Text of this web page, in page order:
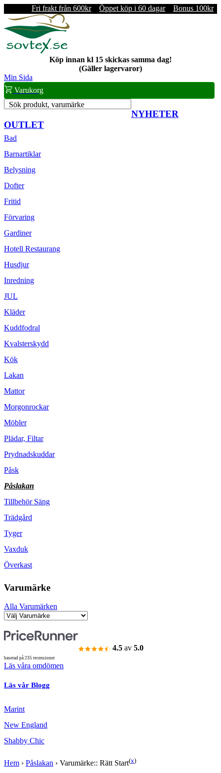
Fri frakt från 600kr Öppet köp i 60 dagar Bonus 100kr
Köp innan kl 15 skickas samma dag!
(Gäller lagervaror)
Min Sida
Varukorg
Sök produkt, varumärke
NYHETER
OUTLET
Bad
Barnartiklar
Belysning
Dofter
Fritid
Förvaring
Gardiner
Hotell Restaurang
Husdjur
Inredning
JUL
Kläder
Kuddfodral
Kvalsterskydd
Kök
Lakan
Mattor
Morgonrockar
Möbler
Plädar, Filtar
Prydnadskuddar
Påsk
Påslakan
Tillbehör Säng
Trädgård
Tyger
Vaxduk
Överkast
Varumärke
Alla Varumärken
4.5 av 5.0
baserad på 235 recensioner
Läs våra omdömen
Läs vår Blogg
Marint
New England
Shabby Chic
Hem › Påslakan › Varumärke:: Rätt Start(x)